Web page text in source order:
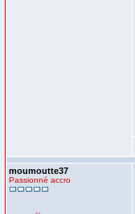
moumoutte37
Passionné accro